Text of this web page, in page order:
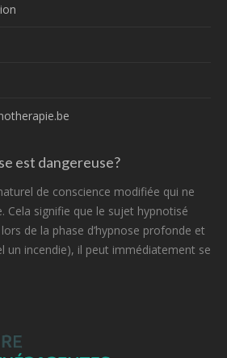
est dangereuse?
de conscience modifiée qui ne
Cela signifie que le sujet hypnotisé
de la phase d’hypnose profonde et
un incendie), il peut immédiatement se